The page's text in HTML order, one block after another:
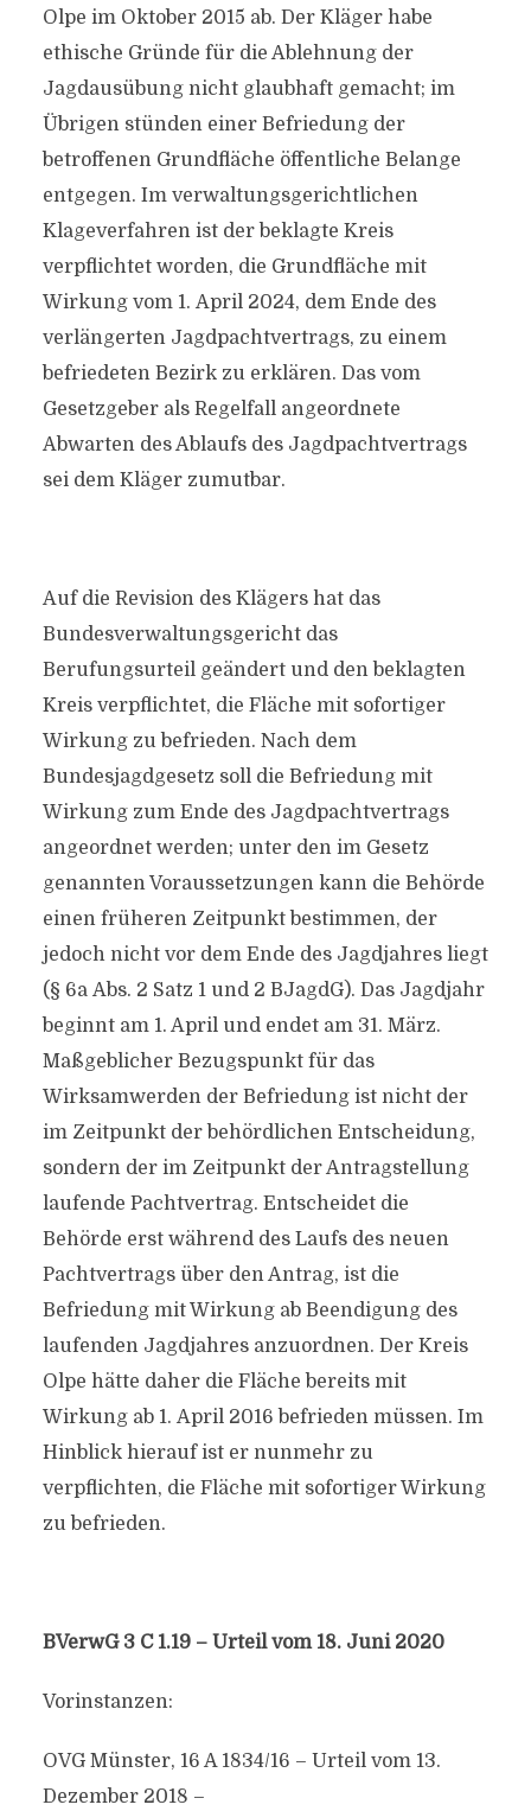
Olpe im Oktober 2015 ab. Der Kläger habe
ethische Gründe für die Ablehnung der
Jagdausübung nicht glaubhaft gemacht; im
Übrigen stünden einer Befriedung der
betroffenen Grundfläche öffentliche Belange
entgegen. Im verwaltungsgerichtlichen
Klageverfahren ist der beklagte Kreis
verpflichtet worden, die Grundfläche mit
Wirkung vom 1. April 2024, dem Ende des
verlängerten Jagdpachtvertrags, zu einem
befriedeten Bezirk zu erklären. Das vom
Gesetzgeber als Regelfall angeordnete
Abwarten des Ablaufs des Jagdpachtvertrags
sei dem Kläger zumutbar.
Auf die Revision des Klägers hat das
Bundesverwaltungsgericht das
Berufungsurteil geändert und den beklagten
Kreis verpflichtet, die Fläche mit sofortiger
Wirkung zu befrieden. Nach dem
Bundesjagdgesetz soll die Befriedung mit
Wirkung zum Ende des Jagdpachtvertrags
angeordnet werden; unter den im Gesetz
genannten Voraussetzungen kann die Behörde
einen früheren Zeitpunkt bestimmen, der
jedoch nicht vor dem Ende des Jagdjahres liegt
(§ 6a Abs. 2 Satz 1 und 2 BJagdG). Das Jagdjahr
beginnt am 1. April und endet am 31. März.
Maßgeblicher Bezugspunkt für das
Wirksamwerden der Befriedung ist nicht der
im Zeitpunkt der behördlichen Entscheidung,
sondern der im Zeitpunkt der Antragstellung
laufende Pachtvertrag. Entscheidet die
Behörde erst während des Laufs des neuen
Pachtvertrags über den Antrag, ist die
Befriedung mit Wirkung ab Beendigung des
laufenden Jagdjahres anzuordnen. Der Kreis
Olpe hätte daher die Fläche bereits mit
Wirkung ab 1. April 2016 befrieden müssen. Im
Hinblick hierauf ist er nunmehr zu
verpflichten, die Fläche mit sofortiger Wirkung
zu befrieden.
BVerwG 3 C 1.19 – Urteil vom 18. Juni 2020
Vorinstanzen:
OVG Münster, 16 A 1834/16 – Urteil vom 13.
Dezember 2018 –